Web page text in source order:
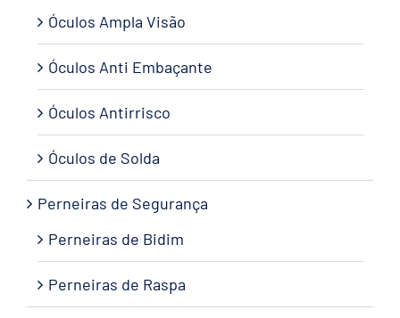
Óculos Ampla Visão
Óculos Anti Embaçante
Óculos Antirrisco
Óculos de Solda
Perneiras de Segurança
Perneiras de Bidim
Perneiras de Raspa